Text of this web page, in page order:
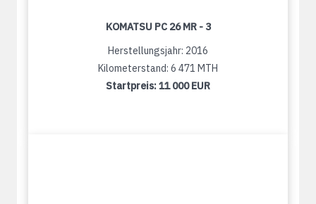
KOMATSU PC 26 MR - 3
Herstellungsjahr: 2016
Kilometerstand: 6 471 MTH
Startpreis:11 000 EUR